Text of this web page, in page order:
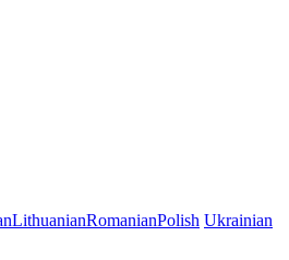
LithuanianRomanianPolish Ukrainian